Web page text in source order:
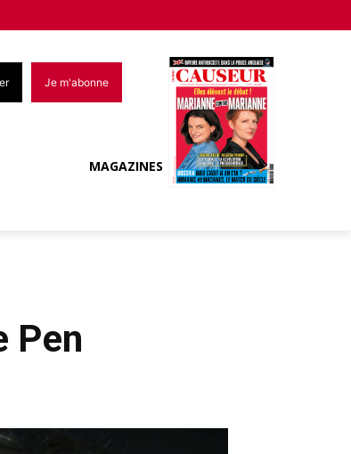
Je m'abonne
MAGAZINES
Pen